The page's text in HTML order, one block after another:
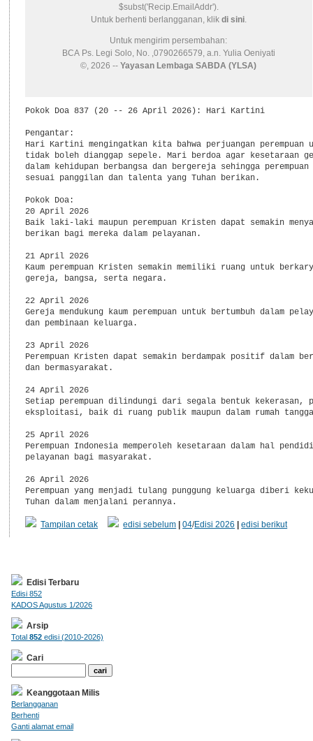
$subst('Recip.EmailAddr').
Untuk berhenti berlangganan, klik di sini.
Untuk mengirim persembahan:
BCA Ps. Legi Solo, No. ,0790266579, a.n. Yulia Oeniyati
©, 2026 --Yayasan Lembaga SABDA (YLSA)
Pokok Doa 837 (20 -- 26 April 2026): Hari Kartini
Pengantar:
Hari Kartini mengingatkan kita bahwa perjuangan perempuan
tidak boleh dianggap sepele. Mari berdoa agar kesetaraan
dalam kehidupan berbangsa dan bergereja sehingga perempuan
sesuai panggilan dan talenta yang Tuhan berikan.
Pokok Doa:
20 April 2026
Baik laki-laki maupun perempuan Kristen dapat semakin
berikan bagi mereka dalam pelayanan.
21 April 2026
Kaum perempuan Kristen semakin memiliki ruang untuk
gereja, bangsa, serta negara.
22 April 2026
Gereja mendukung kaum perempuan untuk bertumbuh dalam
dan pembinaan keluarga.
23 April 2026
Perempuan Kristen dapat semakin berdampak positif dalam
dan bermasyarakat.
24 April 2026
Setiap perempuan dilindungi dari segala bentuk kekerasan,
eksploitasi, baik di ruang publik maupun dalam rumah
25 April 2026
Perempuan Indonesia memperoleh kesetaraan dalam hal
pelayanan bagi masyarakat.
26 April 2026
Perempuan yang menjadi tulang punggung keluarga diberi
Tampilan cetak edisi sebelum |04/Edisi 2026 |edisi berikut
Edisi Terbaru
Edisi 852
KADOS Agustus 1/2026
Arsip
Total 852edisi (2010-2026)
Cari
Keanggotaan Milis
Berlangganan
Berhenti
Ganti alamat email